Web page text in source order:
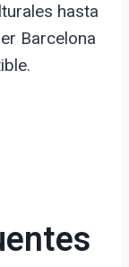
hasta
Barcelona